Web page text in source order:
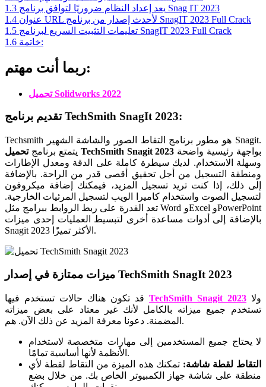
1.3
يعد إعداد النظام ضروريًا لتوافق برنامج Snag IT 2023
1.4
عنوان URL لأحدث إصدار من برنامج SnagIT 2023 Full Crack
1.5
تعليمات التثبيت السريع لبرنامج SnagIT 2023 Full Crack
1.6
خاتمة:
ربما أنت مهتم:
تحميل Solidworks 2022
تقديم برنامج TechSmith SnagIt 2023:
Techsmith هو مطور برنامج التقاط الصور والشاشة الشهير Snagit.
يتمتع برنامج تحميل TechSmith Snagit 2023
وسهلة الاستخدام. لديك سيطرة كاملة على الدقة ومعدل الإطارات
ومنطقة التسجيل من أجل تحقيق أقصى قدر من الراحة. بالإضافة
إلى ذلك، إذا كنت تريد تسجيل المزيد، فيمكنك إضافة ميكروفون
لتسجيل الصوت واستخدام كاميرا الويب لتسجيل المرئيات الخارجية.
تعد القدرة على ربط الروابط ببرامج مثل Word وExcel وPowerPoint
بالإضافة إلى أدوات مساعدة أخرى لتبسيط العمليات إحدى ميزات
Snagit 2023 الأكثر تميزًا.
ميزات ممتازة في إصدار TechSmith SnagIt 2023
TechSmith Snagit 2023 ولا
تستخدم جميع ميزاته بالكامل لأنك غير معتاد على بعض ميزاته
المضمنة. دعونا معرفة المزيد عن ذلك الآن. هم.
لا يحتاج جميع المستخدمين إلى مهارات متخصصة لاستخدام
الأنظمة لأنها أساسية تمامًا.
التقاط لقطة شاشة: تمكنك هذه الميزة من التقاط لقطة لأي
منطقة على شاشة جهاز الكمبيوتر الخاص بك. من خلال بضع